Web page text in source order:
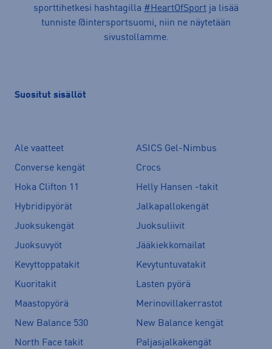
sporttihetkesi hashtagilla #HeartOfSport ja lisää
tunniste @intersportsuomi, niin ne näytetään
sivustollamme.
Suositut sisällöt
Ale vaatteet
ASICS Gel-Nimbus
Converse kengät
Crocs
Hoka Clifton 11
Helly Hansen -takit
Hybridipyörät
Jalkapallokengät
Juoksukengät
Juoksuliivit
Juoksuvyöt
Jääkiekkomailat
Kevyttoppatakit
Kevytuntuvatakit
Kuoritakit
Lasten pyörä
Maastopyörä
Merinovillakerrastot
New Balance 530
New Balance kengät
North Face takit
Paljasjalkakengät